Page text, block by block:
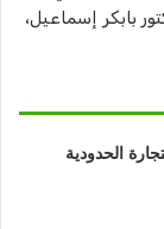
بابكر إسماعيل،
الحدودية